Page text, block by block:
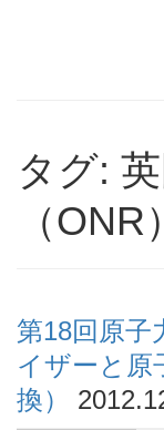
タグ:
（ONR）
第18回原子
イザーと原
換）